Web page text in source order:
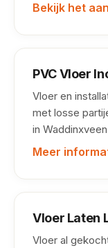
Bekijk het
PVC Vloer
Vloer en
met losse
in
Meer
Vloer Laten
Vloer al